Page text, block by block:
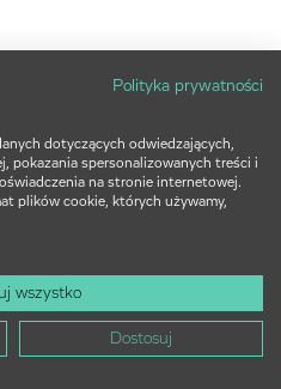
Polityka prywatności
dotyczących odwiedzających,
pokazania spersonalizowanych treści i
na stronie internetowej.
plików cookie, których używamy,
wszystko
Dostosuj